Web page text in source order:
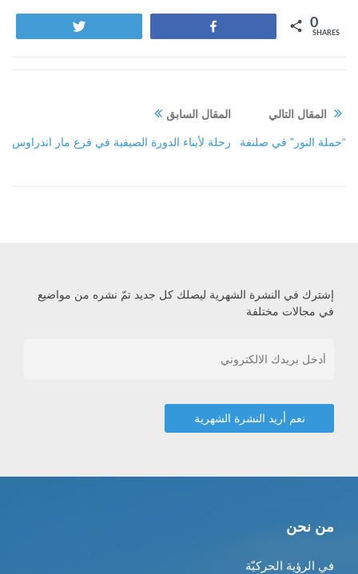
0
SHARES
المقال السابق
رحلة لأبناء الدورة الصيفية في فرع مار اندراوس
المقال التالي
“حملة النور” في صلنفة
إشترك في النشرة الشهرية ليصلك كل جديد تمّ نشره من مواضيع
في مجالات مختلفة
من نحن
في الرؤية الحركيّة